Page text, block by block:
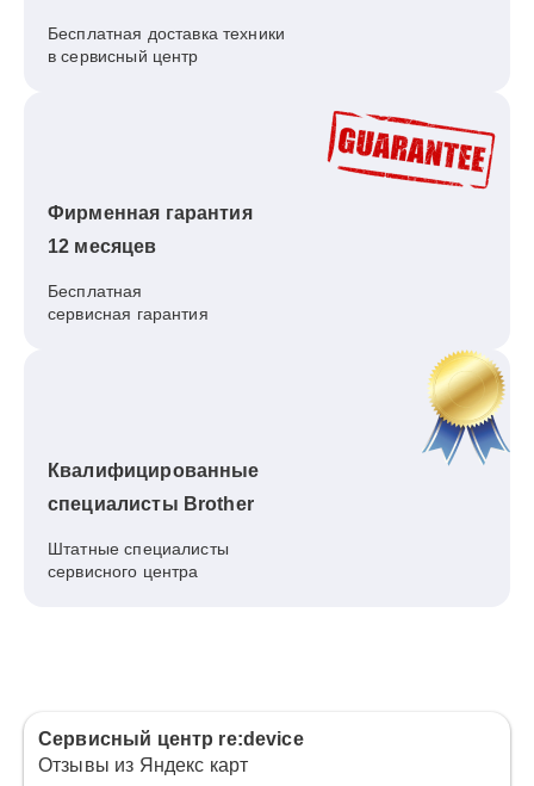
Бесплатная доставка техники
в сервисный центр
Фирменная гарантия
12 месяцев
Бесплатная
сервисная гарантия
Квалифицированные
специалисты Brother
Штатные специалисты
сервисного центра
Сервисный центр re:device
Отзывы из Яндекс карт